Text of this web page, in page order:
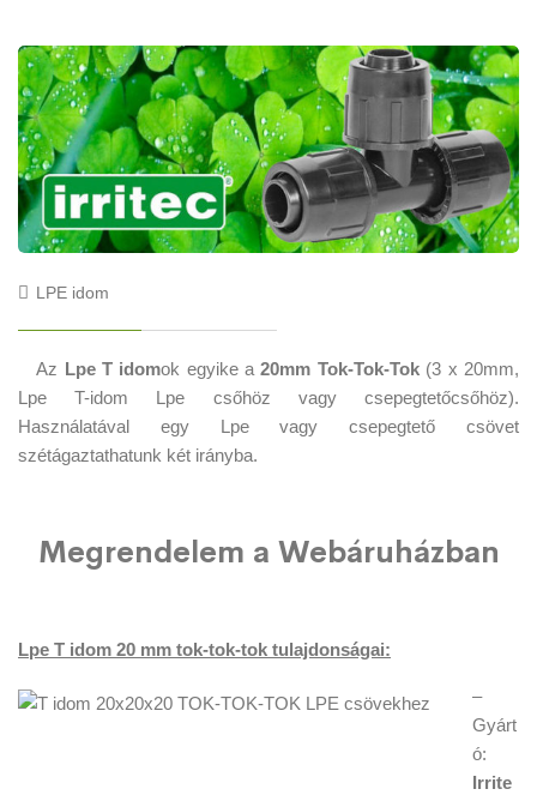
LPE idom
Az Lpe T idomok egyike a20mm Tok-Tok-Tok(3 x 20mm,
Lpe T-idom Lpe csőhöz vagy csepegtetőcsőhöz).
Használatával egy
Lpevagycsepegtető csövet
szétágaztathatunk két irányba.
Megrendelem a Webáruházban
Lpe T idom 20 mm tok-tok-tok tulajdonságai:
–
Gyárt
ó:
Irrite